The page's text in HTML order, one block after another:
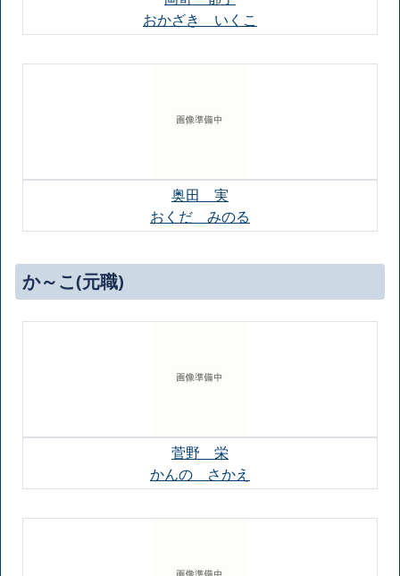
おかざき いくこ
奥田 実
おくだ みのる
か～こ(元職)
菅野 栄
かんの さかえ